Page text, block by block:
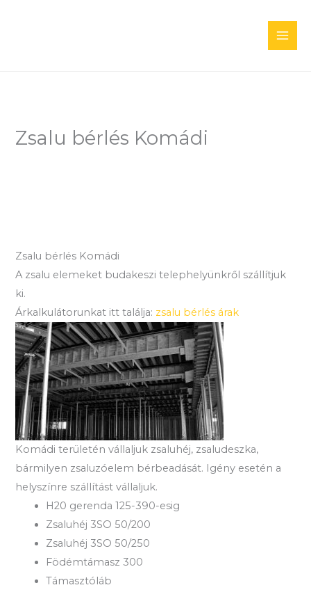
Zsalu bérlés Komádi
Zsalu bérlés Komádi
A zsalu elemeket budakeszi telephelyünkről szállítjuk
ki.
Árkalkulátorunkat itt találja: zsalu bérlés árak
Komádi területén vállaljuk zsaluhéj, zsaludeszka,
bármilyen zsaluzóelem bérbeadását. Igény esetén a
helyszínre szállítást vállaljuk.
H20 gerenda 125-390-esig
Zsaluhéj 3SO 50/200
Zsaluhéj 3SO 50/250
Födémtámasz 300
Támasztóláb